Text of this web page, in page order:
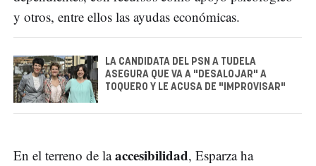
y otros, entre ellos las ayudas económicas.
LA CANDIDATA DEL PSN A TUDELA
ASEGURA QUE VA A "DESALOJAR" A
TOQUERO Y LE ACUSA DE "IMPROVISAR"
En el terreno de laaccesibilidad, Esparza ha